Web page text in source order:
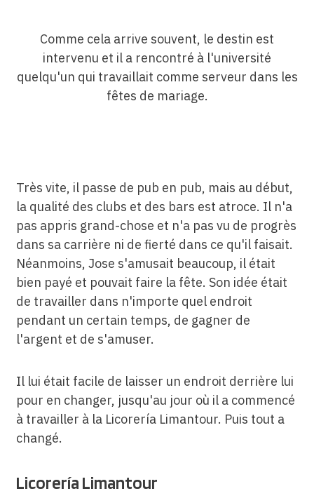
Comme cela arrive souvent, le destin est
intervenu et il a rencontré à l'université
quelqu'un qui travaillait comme serveur dans les
fêtes de mariage.
Très vite, il passe de pub en pub, mais au début,
la qualité des clubs et des bars est atroce. Il n'a
pas appris grand-chose et n'a pas vu de progrès
dans sa carrière ni de fierté dans ce qu'il faisait.
Néanmoins, Jose s'amusait beaucoup, il était
bien payé et pouvait faire la fête. Son idée était
de travailler dans n'importe quel endroit
pendant un certain temps, de gagner de
l'argent et de s'amuser.
Il lui était facile de laisser un endroit derrière lui
pour en changer, jusqu'au jour où il a commencé
à travailler à la Licorería Limantour. Puis tout a
changé.
Licorería Limantour